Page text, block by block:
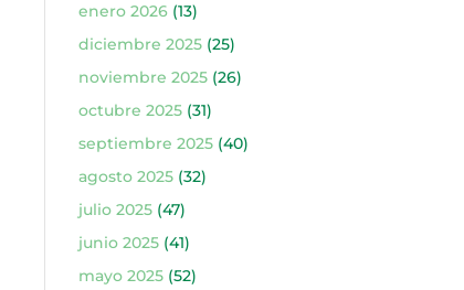
enero 2026(13)
diciembre 2025(25)
noviembre 2025(26)
octubre 2025(31)
septiembre 2025(40)
agosto 2025(32)
julio 2025(47)
junio 2025(41)
mayo 2025(52)